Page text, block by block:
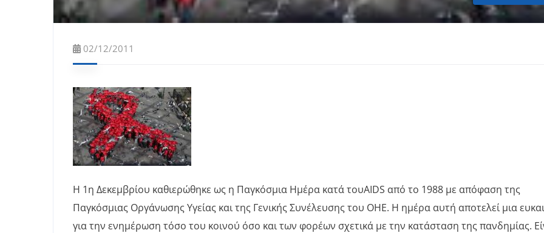
02/12/2011
Η 1η Δεκεμβρίου καθιερώθηκε ως η Παγκόσμια Ημέρα κατά τουAIDS από το 1988 με απόφαση της
Παγκόσμιας Οργάνωσης Υγείας και της Γενικής Συνέλευσης του ΟΗΕ. Η ημέρα αυτή αποτελεί μια
για την ενημέρωση τόσο του κοινού όσο και των φορέων σχετικά με την κατάσταση της πανδημίας.